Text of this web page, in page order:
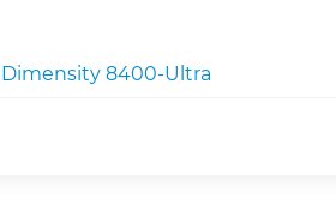
Dimensity 8400-Ultra